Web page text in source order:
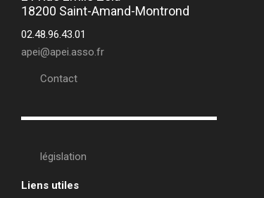
18200 Saint-Amand-Montrond
02.48.96.43.01
apei@apei.asso.fr
Contact
législation
Liens utiles